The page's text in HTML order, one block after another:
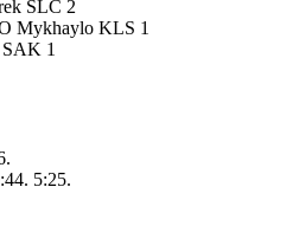
SLC 2
Mykhaylo KLS 1
1
5:25.